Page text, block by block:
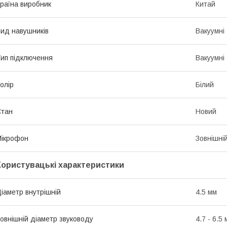
виробник Китай
навушників Вакуумні
підключення Вакуумні
Білий
Новий
Зовнішній
характеристики
внутрішній 4.5 мм
діаметр звуководу 4.7 - 6.5